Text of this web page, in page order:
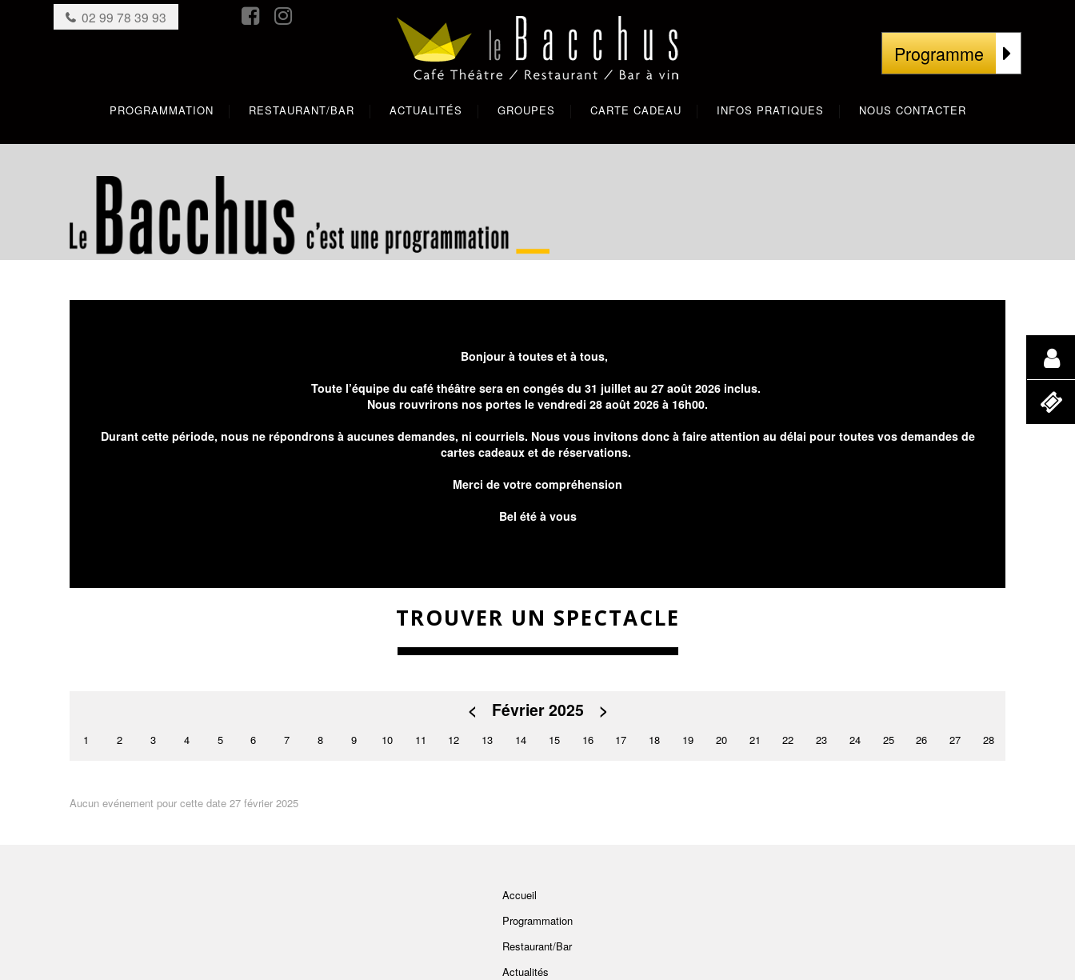
PROGRAMMATION RESTAURANT/BAR ACTUALITÉS GROUPES CARTE CADEAU INFOS PRATIQUES NOUS CONTACTER
02 99 78 39 93
Programme
Bonjour à toutes et à tous,
Toute l’équipe du café théâtre sera en congés du 31 juillet au 27 août 2026 inclus.
Nous rouvrirons nos portes le vendredi 28 août 2026 à 16h00.
Durant cette période, nous ne répondrons à aucunes demandes, ni courriels. Nous vous invitons donc à faire attention au délai pour toutes vos demandes de
cartes cadeaux et de réservations.
Merci de votre compréhension
Bel été à vous
TROUVER UN SPECTACLE
< Février 2025 >
1 2 3 4 5 6 7 8 9 10 11 12 13 14 15 16 17 18 19 20 21 22 23 24 25 26 27 28
Aucun evénement pour cette date 27 février 2025
Accueil
Programmation
Restaurant/Bar
Actualités